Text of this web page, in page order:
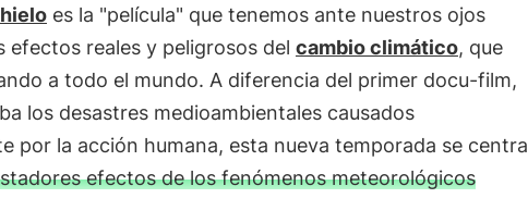
es la "película" que tenemos ante nuestros ojos
efectos reales y peligrosos del cambio climático, que
a todo el mundo. A diferencia del primer docu-film,
los desastres medioambientales causados
por la acción humana, esta nueva temporada se centra
efectos de los fenómenos meteorológicos